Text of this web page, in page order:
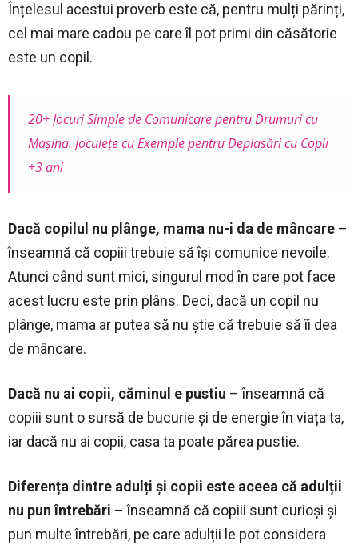
Înțelesul acestui proverb este că, pentru mulți părinți,
cel mai mare cadou pe care îl pot primi din căsătorie
este un copil.
20+ Jocuri Simple de Comunicare pentru Drumuri cu
Mașina. Joculețe cu Exemple pentru Deplasări cu Copii
+3 ani
Dacă copilul nu plânge, mama nu-i da de mâncare –
înseamnă că copiii trebuie să își comunice nevoile.
Atunci când sunt mici, singurul mod în care pot face
acest lucru este prin plâns. Deci, dacă un copil nu
plânge, mama ar putea să nu știe că trebuie să îi dea
de mâncare.
Dacă nu ai copii, căminul e pustiu – înseamnă că
copiii sunt o sursă de bucurie și de energie în viața ta,
iar dacă nu ai copii, casa ta poate părea pustie.
Diferența dintre adulți și copii este aceea că adulții
nu pun întrebări – înseamnă că copiii sunt curioși și
pun multe întrebări, pe care adulții le pot considera